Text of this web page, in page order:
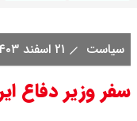
سیاست ۲۱ اسفند ۱۴۰۳
سفر وزیر دفاع